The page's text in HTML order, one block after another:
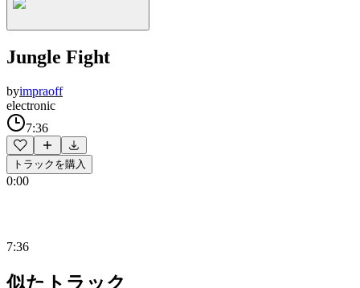
Jungle Fight
byimpraoff
electronic
7:36
トラックを購入
0:00
7:36
似たトラック